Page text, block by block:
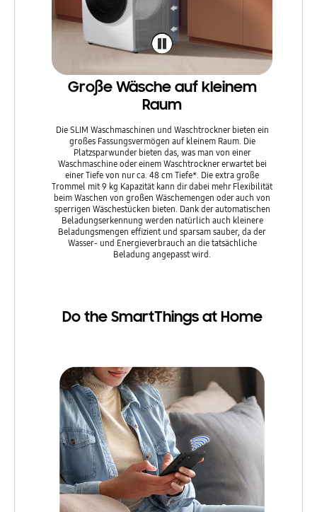
Große Wäsche auf kleinem
Raum
Die SLIM Waschmaschinen und Waschtrockner bieten ein
großes Fassungsvermögen auf kleinem Raum. Die
Platzsparwunder bieten das, was man von einer
Waschmaschine oder einem Waschtrockner erwartet bei
einer Tiefe von nur ca. 48 cm Tiefe*. Die extra große
Trommel mit 9 kg Kapazität kann dir dabei mehr Flexibilität
beim Waschen von großen Wäschemengen oder auch von
sperrigen Wäschestücken bieten. Dank der automatischen
Beladungserkennung werden natürlich auch kleinere
Beladungsmengen effizient und sparsam sauber, da der
Wasser- und Energieverbrauch an die tatsächliche
Beladung angepasst wird.
Do the SmartThings at Home